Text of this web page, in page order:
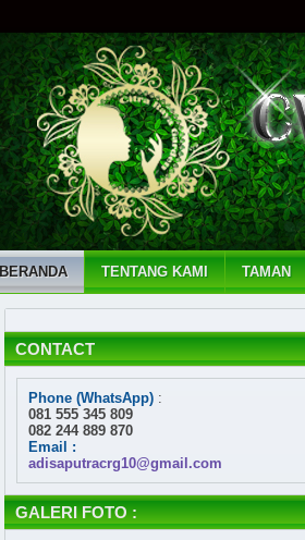
BERANDA TENTANG KAMI TAMAN
CONTACT
Phone (WhatsApp) :
081 555 345 809
082 244 889 870
Email :
adisaputracrg10@gmail.com
GALERI FOTO :